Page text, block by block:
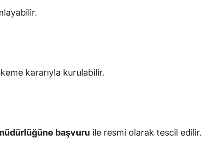
kararıyla kurulabilir.
başvuruile resmi olarak tescil edilir.